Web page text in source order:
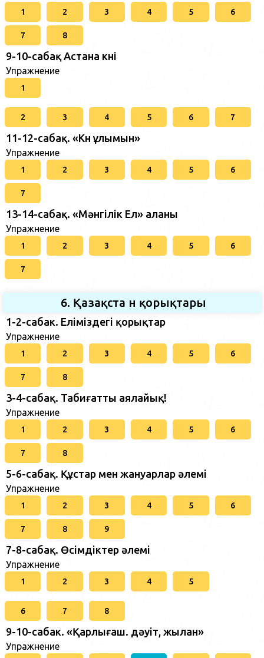
1 2 3 4 5 6
7 8
9-10-сабақ Астана күні
Упражнение
1
2 3 4 5 6 7
11-12-сабақ. «Күн ұлымын»
Упражнение
1 2 3 4 5 6
7
13-14-сабақ. «Мәнгілік Ел» аланы
Упражнение
1 2 3 4 5 6
7
6. Қазақста н қорықтары
1-2-сабак. Еліміздегі қорықтар
Упражнение
1 2 3 4 5 6
7 8
3-4-сабақ. Табиғатты аялайық!
Упражнение
1 2 3 4 5 6
7 8
5-6-сабақ. Құстар мен жануарлар әлемі
Упражнение
1 2 3 4 5 6
7 8 9
7-8-сабақ. Өсімдіктер әлемі
Упражнение
1 2 3 4 5
6 7 8
9-10-сабак. «Қарлығаш. дәуіт, жылан»
Упражнение